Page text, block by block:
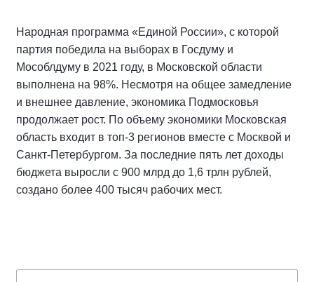
Народная программа «Единой России», с которой
партия победила на выборах в Госдуму и
Мособлдуму в 2021 году, в Московской области
выполнена на 98%. Несмотря на общее замедление
и внешнее давление, экономика Подмосковья
продолжает рост. По объему экономики Московская
область входит в топ-3 регионов вместе с Москвой и
Санкт-Петербургом. За последние пять лет доходы
бюджета выросли с 900 млрд до 1,6 трлн рублей,
создано более 400 тысяч рабочих мест.